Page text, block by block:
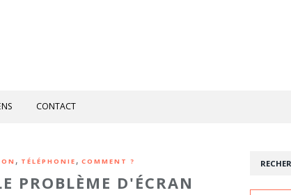
CONTACT
, TÉLÉPHONIE , COMMENT ?
PROBLÈME D'ÉCRAN